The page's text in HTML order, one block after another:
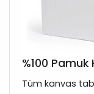
%100 Pamuk
Tüm kanvas